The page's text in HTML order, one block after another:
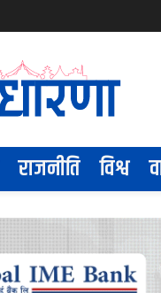
राजनीति विश्व